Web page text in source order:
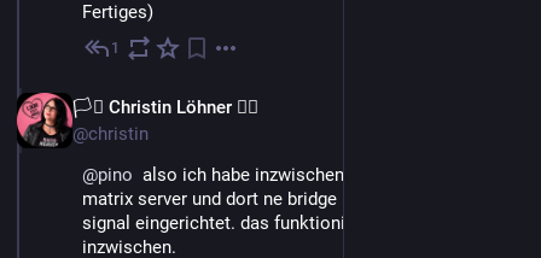
Fertiges)
1
🏳️‍⚧️ Christin Löhner 🏳️‍🌈
@christin
@pino
  also ich habe inzwischen meinen eigenen
matrix server und dort ne bridge nach whatsapp und
signal eingerichtet. das funktioniert recht gut
inzwischen.